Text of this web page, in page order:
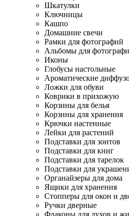
Шкатулки
Ключницы
Кашпо
Домашние свечи
Рамки для фотографий
Альбомы для
Иконы
Глобусы настольные
Ароматические
Ложки для обуви
Коврики в прихожую
Корзины для белья
Корзины для хранения
Крючки настенные
Лейки для растений
Подставки для зонтов
Подставки для книг
Подставки для тарелок
Подставки для
Органайзеры для дома
Ящики для хранения
Стопперы для окон и
Ручки дверные
Флаконы для духов и